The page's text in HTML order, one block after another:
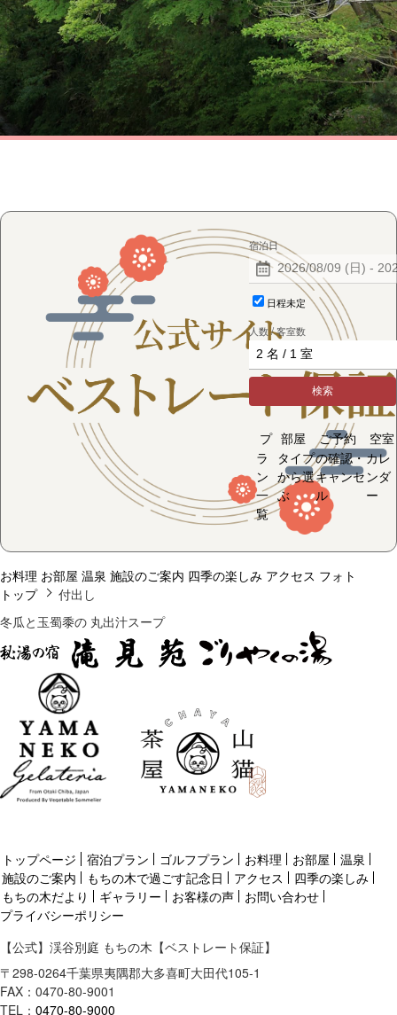
宿泊日
日程未定
人数 / 客室数
検索
プ
ラ
ン
一
覧
部屋
タイプ
から選
ぶ
ご予約
の確認・
キャンセ
ル
空室
カレ
ンダ
ー
お料理 お部屋 温泉 施設のご案内 四季の楽しみ アクセス フォト
トップ
付出し
冬瓜と玉蜀黍の 丸出汁スープ
トップページ 宿泊プラン ゴルフプラン お料理 お部屋
温泉
施設のご案内
もちの木で過ごす記念日 アクセス
四季の楽しみ
もちの木だより
ギャラリー お客様の声
お問い合わせ
プライバシーポリシー
【公式】渓谷別庭 もちの木【ベストレート保証】
〒 298-0264千葉県夷隅郡大多喜町大田代105-1
FAX：0470-80-9001
TEL： 0470-80-9000